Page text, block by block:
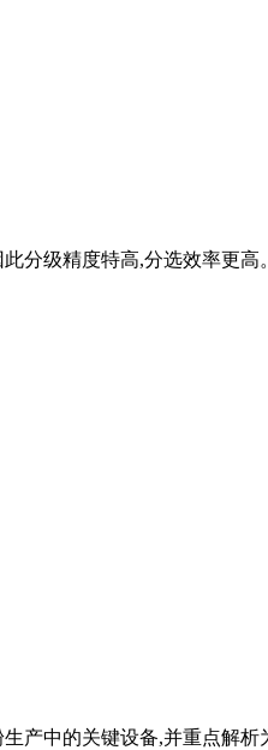
级精度特高,分选效率更高
产中的关键设备,并重点解